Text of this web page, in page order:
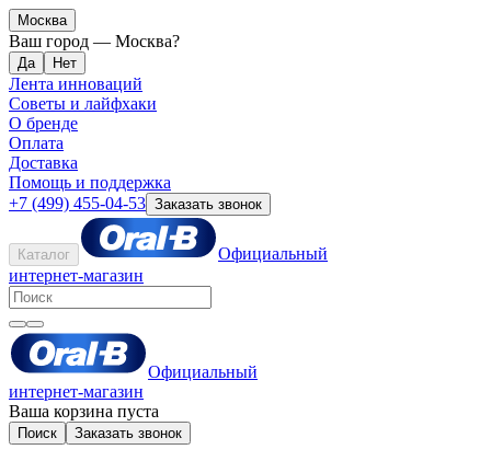
Москва
Ваш город — Москва?
Лента инноваций
Советы и лайфхаки
О бренде
Оплата
Доставка
Помощь и поддержка
+7 (499) 455-04-53 Заказать звонок
Каталог
Официальный
интернет-магазин
Официальный
интернет-магазин
Ваша корзина пуста
Поиск Заказать звонок